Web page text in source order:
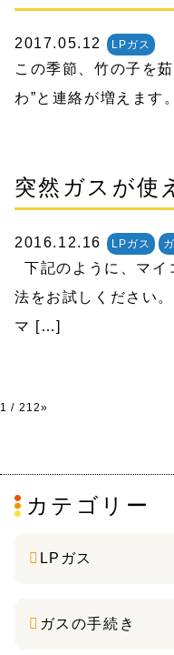
2017.05.12 LPガス
この季節、竹の子を
わ”と連絡が増えま
突然ガスが使
2016.12.16 LPガス
下記のように、マイ
法をお試しください
マ […]
1 / 2 12»
カテゴリー
LPガス
ガスの手続き